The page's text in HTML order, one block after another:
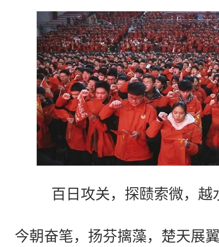
百日攻关，探赜索微，越
今朝奋笔，扬芬摛藻，楚天展